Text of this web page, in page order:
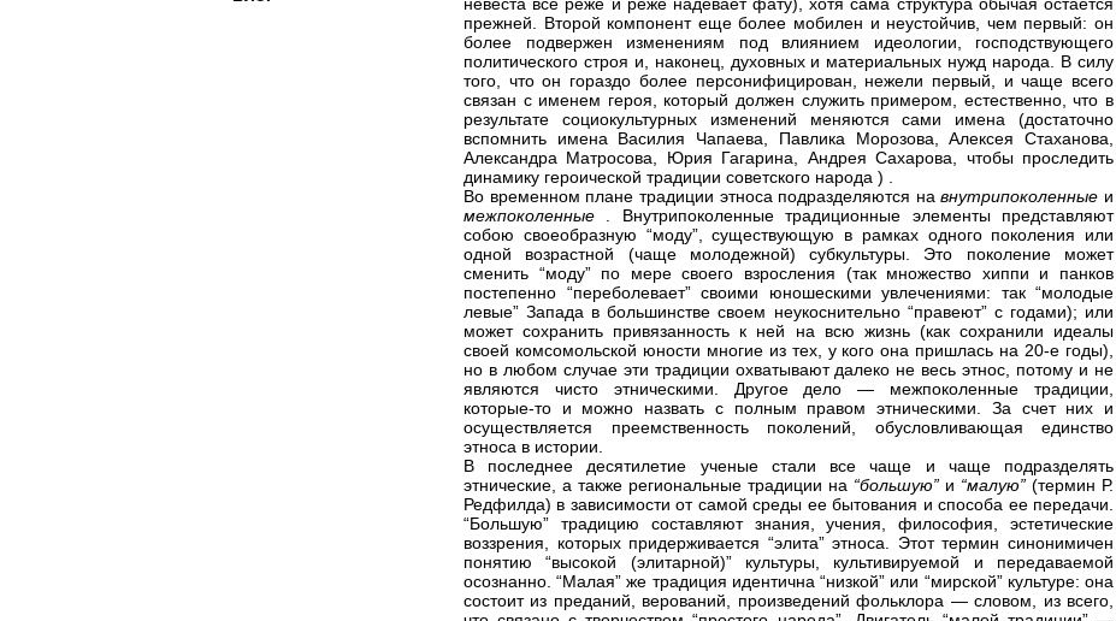
прежней. Второй компонент еще более мобилен и неустойчив, чем первый: он
более подвержен изменениям под влиянием идеологии, господствующего
политического строя и, наконец, духовных и материальных нужд народа. В силу
того, что он гораздо более персонифицирован, нежели первый, и чаще всего
связан с именем героя, который должен служить примером, естественно, что в
результате социокультурных изменений меняются сами имена (достаточно
вспомнить имена Василия Чапаева, Павлика Морозова, Алексея Стаханова,
Александра Матросова, Юрия Гагарина, Андрея Сахарова, чтобы проследить
динамику героической традиции советского народа ) .
Во временном плане традиции этноса подразделяются навнутрипоколенные и
межпоколенные
. Внутрипоколенные традиционные элементы представляют
собою своеобразную “моду”, существующую в рамках одного поколения или
одной возрастной (чаще молодежной) субкультуры. Это поколение может
сменить “моду” по мере своего взросления (так множество хиппи и панков
постепенно “переболевает” своими юношескими увлечениями: так “молодые
левые” Запада в большинстве своем неукоснительно “правеют” с годами); или
может сохранить привязанность к ней на всю жизнь (как сохранили идеалы
своей комсомольской юности многие из тех, у кого она пришлась на 20-е годы),
но в любом случае эти традиции охватывают далеко не весь этнос, потому и не
являются чисто этническими. Другое дело — межпоколенные традиции,
которые-то и можно назвать с полным правом этническими. За счет них и
осуществляется преемственность поколений, обусловливающая единство
этноса в истории.
В последнее десятилетие ученые стали все чаще и чаще подразделять
этнические, а также региональные традиции на “большую” и “малую” (термин Р.
Редфилда) в зависимости от самой среды ее бытования и способа ее передачи.
“Большую” традицию составляют знания, учения, философия, эстетические
воззрения, которых придерживается “элита” этноса. Этот термин синонимичен
понятию “высокой (элитарной)” культуры, культивируемой и передаваемой
осознанно. “Малая” же традиция идентична “низкой” или “мирской” культуре: она
состоит из преданий, верований, произведений фольклора — словом, из всего,